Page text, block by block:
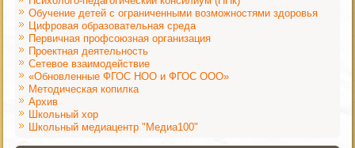
Обучение детей с ограниченными возможностями здоровья
Цифровая образовательная среда
Первичная профсоюзная организация
Проектная деятельность
Сетевое взаимодействие
«Обновленные ФГОС НОО и ФГОС ООО»
Методическая копилка
Архив
Школьный хор
Школьный медиацентр "Медиа100"